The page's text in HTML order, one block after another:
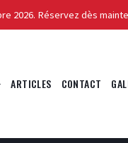
2026. Réservez dès
ARTICLES CONTACT